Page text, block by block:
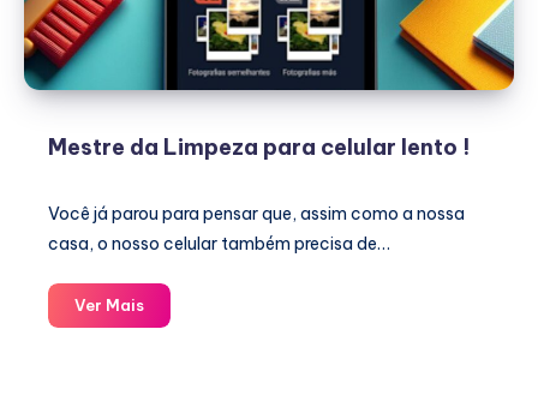
Mestre da Limpeza para celular lento !
Você já parou para pensar que, assim como a nossa
casa, o nosso celular também precisa de…
Ver MaisMestre
da